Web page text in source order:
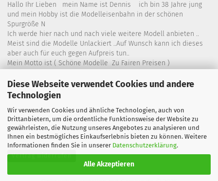
Diese Webseite verwendet Cookies und andere
Technologien
Wir verwenden Cookies und ähnliche Technologien, auch von
Drittanbietern, um die ordentliche Funktionsweise der Website zu
gewährleisten, die Nutzung unseres Angebotes zu analysieren und
Ihnen ein bestmögliches Einkaufserlebnis bieten zu können. Weitere
Informationen finden Sie in unserer Datenschutzerklärung.
Alle Akzeptieren
Hallo Ihr Lieben mein Name ist Dennis ich bin 38 Jahre jung
und mein Hobby ist die Modelleisenbahn in der schönen
Spurgröße N
Ich werde hier nach und nach viele weitere Modell anbieten ..
Meist sind die Modelle Unlackiert ..Auf Wunsch kann ich dieses
aber auch für euch gegen Aufpreis tun..
Mein Motto ist ( Schöne Modelle Zu Fairen Preisen )
Vertrag widerrufen